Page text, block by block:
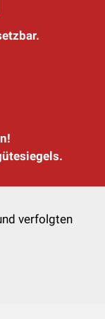
verfolgten